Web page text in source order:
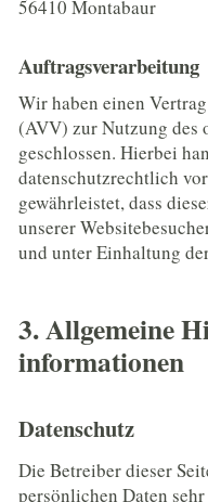
56410 Montabaur
Auftragsverarbeitung
Wir haben einen
(AVV) zur Nutzung des
geschlossen. Hierbei
datenschutzrechtlich
gewährleistet, dass
unserer
und unter Einhaltung
3. Allgemeine
informationen
Datenschutz
Die Betreiber dieser
persönlichen Daten